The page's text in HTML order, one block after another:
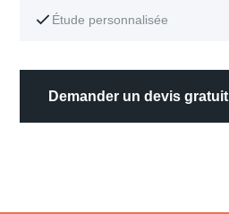
Étude personnalisée
Demander un devis gratuit